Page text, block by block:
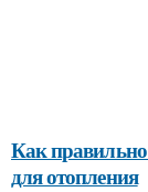
Как
для отопления